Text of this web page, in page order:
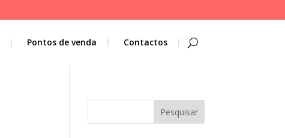
Pontos de venda Contactos
Pesquisar